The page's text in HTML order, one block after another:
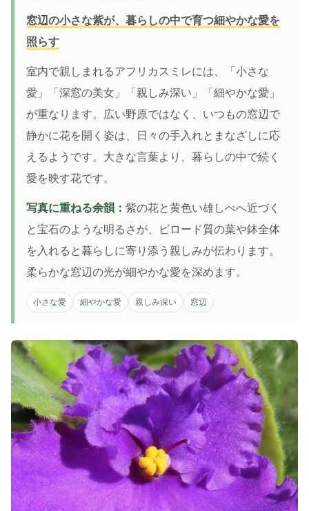
窓辺の小さな紫が、暮らしの中で育つ細やかな愛を
照らす
室内で親しまれるアフリカスミレには、「小さな
愛」「深窓の美女」「親しみ深い」「細やかな愛」
が重なります。広い野原ではなく、いつもの窓辺で
静かに花を開く姿は、日々の手入れとまなざしに応
えるようです。大きな言葉より、暮らしの中で続く
愛を映す花です。
写真に重ねる余韻： 紫の花と黄色い雄しべへ近づく
と宝石のような明るさが、ビロード質の葉や鉢全体
を入れると暮らしに寄り添う親しみが伝わります。
柔らかな窓辺の光が細やかな愛を深めます。
小さな愛 細やかな愛 親しみ深い 窓辺